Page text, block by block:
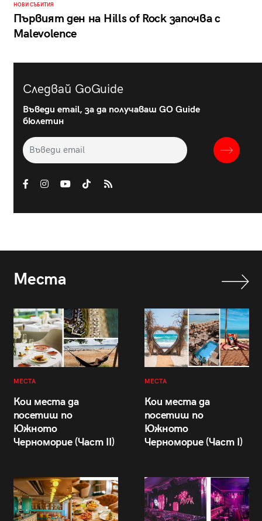
НОВИ СЪБИТИЯ
Първият ден на Hills of Rock започва с
Malevolence
Следвай GoGuide
Въведи email, за да получаваш GO Guide
бюлетин
Места
МЕСТА
Кои места да
посетиш по
Южното
Черноморие (Част II)
МЕСТА
Кои места да
посетиш по
Южното
Черноморие (Част I)